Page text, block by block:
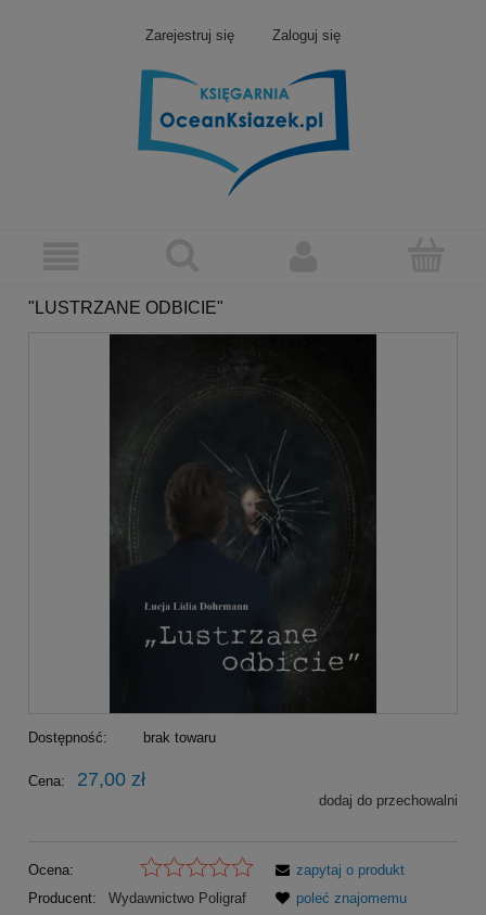
Zarejestruj się Zaloguj się
"LUSTRZANE ODBICIE"
Dostępność: brak towaru
Cena: 27,00 zł
dodaj do przechowalni
Ocena:
Producent:
Wydawnictwo Poligraf
zapytaj o produkt
poleć znajomemu